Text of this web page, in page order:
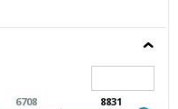
6708 8831